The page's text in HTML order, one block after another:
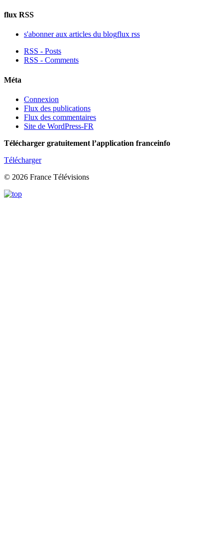
flux RSS
s'abonner aux articles du blogflux rss
RSS - Posts
RSS - Comments
Méta
Connexion
Flux des publications
Flux des commentaires
Site de WordPress-FR
Télécharger gratuitement l’application franceinfo
Télécharger
© 2026 France Télévisions